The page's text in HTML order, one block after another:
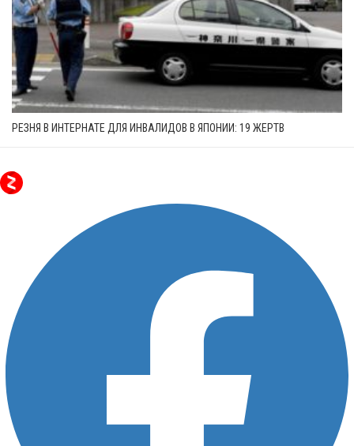
РЕЗНЯ В ИНТЕРНАТЕ ДЛЯ ИНВАЛИДОВ В ЯПОНИИ: 19 ЖЕРТВ